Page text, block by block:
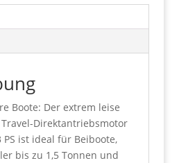
Boote: Der extrem leise
Direktantriebsmotor
ist ideal für Beiboote,
bis zu 1,5 Tonnen und